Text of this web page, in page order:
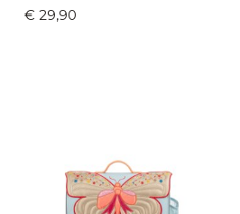
€ 29,90